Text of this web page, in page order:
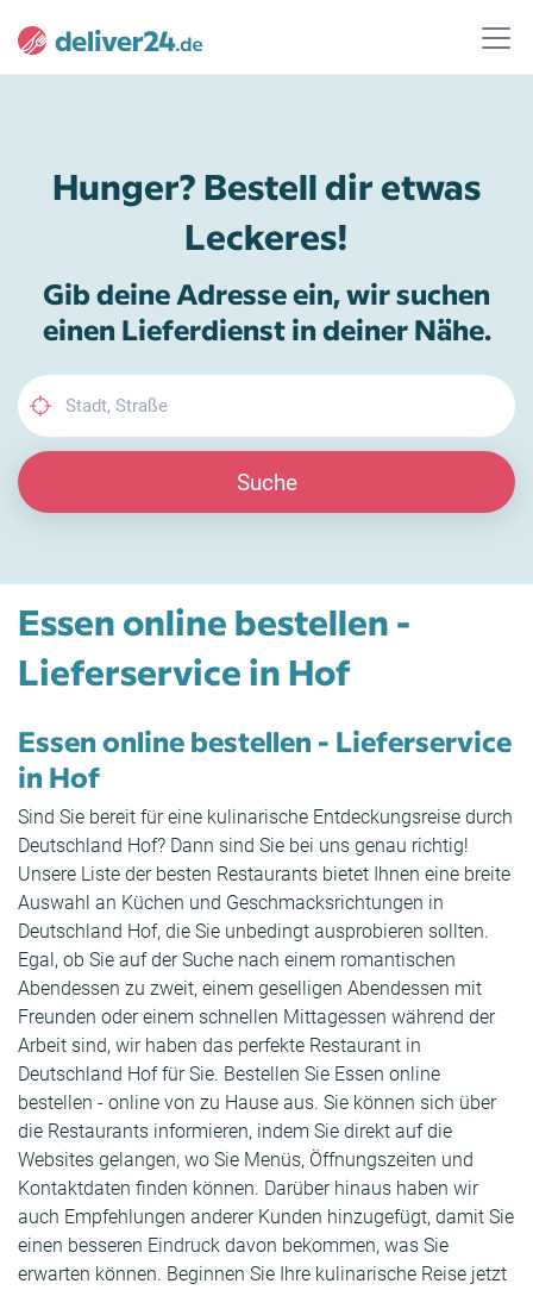
Hunger? Bestell dir etwas
Leckeres!
Gib deine Adresse ein, wir suchen
einen Lieferdienst in deiner Nähe.
Suche
Essen online bestellen -
Lieferservice in Hof
Essen online bestellen - Lieferservice
in Hof
Sind Sie bereit für eine kulinarische Entdeckungsreise durch
Deutschland Hof? Dann sind Sie bei uns genau richtig!
Unsere Liste der besten Restaurants bietet Ihnen eine breite
Auswahl an Küchen und Geschmacksrichtungen in
Deutschland Hof, die Sie unbedingt ausprobieren sollten.
Egal, ob Sie auf der Suche nach einem romantischen
Abendessen zu zweit, einem geselligen Abendessen mit
Freunden oder einem schnellen Mittagessen während der
Arbeit sind, wir haben das perfekte Restaurant in
Deutschland Hof für Sie. Bestellen Sie Essen online
bestellen - online von zu Hause aus. Sie können sich über
die Restaurants informieren, indem Sie direkt auf die
Websites gelangen, wo Sie Menüs, Öffnungszeiten und
Kontaktdaten finden können. Darüber hinaus haben wir
auch Empfehlungen anderer Kunden hinzugefügt, damit Sie
einen besseren Eindruck davon bekommen, was Sie
erwarten können. Beginnen Sie Ihre kulinarische Reise jetzt